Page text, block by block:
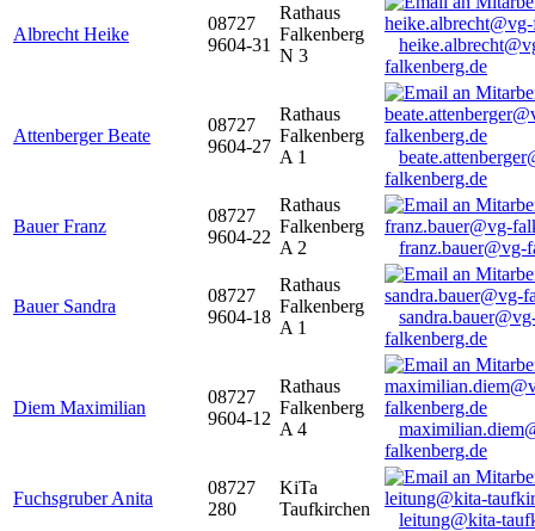
Albrecht Heike
08727
9604-31
Rathaus
Falkenberg
N 3
falkenberg.de
Attenberger Beate
08727
9604-27
Rathaus
Falkenberg
A 1
falkenberg.de
Bauer Franz
08727
9604-22
Rathaus
Falkenberg
A 2
franz.bauer@vg-
Bauer Sandra
08727
9604-18
Rathaus
Falkenberg
A 1
falkenberg.de
Diem Maximilian
08727
9604-12
Rathaus
Falkenberg
A 4
falkenberg.de
Fuchsgruber Anita
08727
280
KiTa
Taufkirchen
leitung@kita-